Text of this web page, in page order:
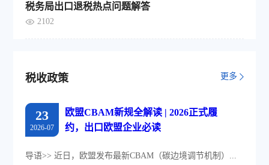
税务局出口退税热点问题解答
2102
税收政策 更多
23
2026-07
欧盟CBAM新规全解读 | 2026正式履
约，出口欧盟企业必读
导语>> 近日，欧盟发布最新CBAM（碳边境调节机制）...